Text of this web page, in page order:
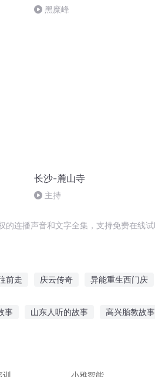
黑糜峰
长沙-麓山寺
主持
连播声音和文字全集，支持免费在线试
前走 庆云传奇 异能重生西门庆
事 山东人听的故事 高兴胎教故
训 小雅智能